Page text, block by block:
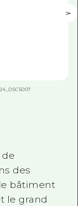
des
bâtiment
le grand